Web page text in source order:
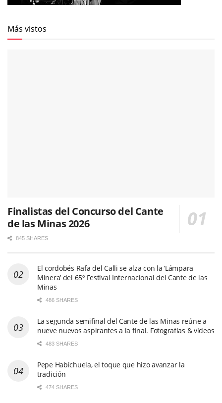
Más vistos
Finalistas del Concurso del Cante
de las Minas 2026
845 SHARES
El cordobés Rafa del Calli se alza con la ‘Lámpara
Minera’ del 65º Festival Internacional del Cante de las
Minas
486 SHARES
La segunda semifinal del Cante de las Minas reúne a
nueve nuevos aspirantes a la final. Fotografías & vídeos
483 SHARES
Pepe Habichuela, el toque que hizo avanzar la
tradición
474 SHARES